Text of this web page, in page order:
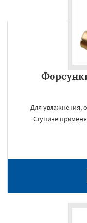
Для увлажнения,
Ступине